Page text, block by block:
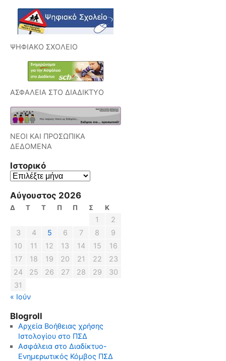
ΨΗΦΙΑΚΟ ΣΧΟΛΕΙΟ
ΑΣΦΑΛΕΙΑ ΣΤΟ ΔΙΑΔΙΚΤΥΟ
ΝΕΟΙ ΚΑΙ ΠΡΟΣΩΠΙΚΑ
ΔΕΔΟΜΕΝΑ
Ιστορικό
Ιστορικό
Αύγουστος 2026
Δ Τ Τ Π Π Σ Κ
1
2
3
4 5 6 7 8
9
10
11 12 13 14 15
16
17
18 19 20 21 22
23
24
25 26 27 28 29
30
31
« Ιούν
Blogroll
Αρχεία Βοήθειας χρήσης
Ιστολογίου στο ΠΣΔ
Ασφάλεια στο Διαδίκτυο-
Ενημερωτικός Κόμβος ΠΣΔ